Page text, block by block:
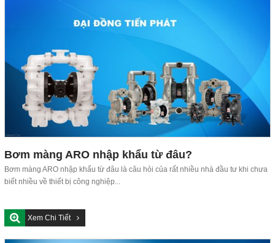
Bơm màng ARO nhập khẩu từ đâu?
Bơm màng ARO nhập khẩu từ đâu là câu hỏi của rất nhiều nhà đầu tư khi chưa
biết nhiều về thiết bị công nghiệp...
Xem Chi Tiết